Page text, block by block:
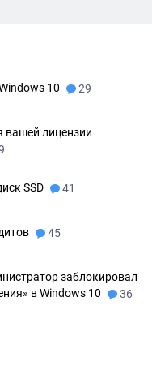
10 29
вашей лицензии
SSD 41
45
заблокировал
в Windows 10
36